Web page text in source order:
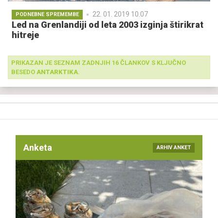
PODNEBNE SPREMEMBE 22. 01. 2019 10.07
Led na Grenlandiji od leta 2003 izginja štirikrat
hitreje
PRIKAZAN JE SEZNAM ZADNJIH 16 ČLANKOV S KLJUČNO
BESEDO ANTARKTIKA.
Anketa ARHIV ANKET